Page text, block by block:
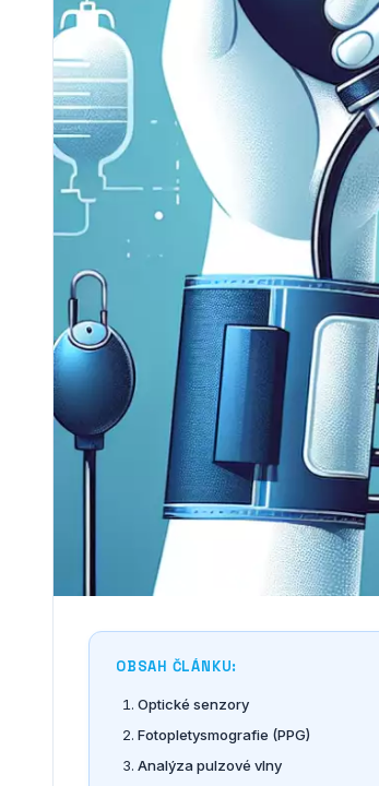
OBSAH ČLÁNKU:
Optické senzory
Fotopletysmografie (PPG)
Analýza pulzové vlny